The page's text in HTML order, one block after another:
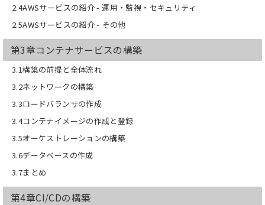
2.4AWSサービスの紹介 - 運用・監視・セキュリティ
2.5AWSサービスの紹介 - その他
第3章コンテナサービスの構築
3.1構築の前提と全体流れ
3.2ネットワークの構築
3.3ロードバランサの作成
3.4コンテナイメージの作成と登録
3.5オーケストレーションの構築
3.6データベースの作成
3.7まとめ
第4章CI/CDの構築